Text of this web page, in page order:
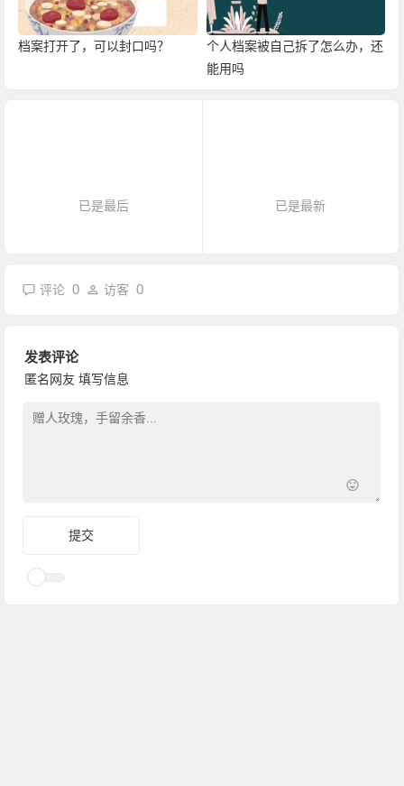
档案打开了，可以封口吗？
个人档案被自己拆了怎么办，还
能用吗
已是最后 已是最新
评论0 访客0
发表评论
匿名网友 填写信息